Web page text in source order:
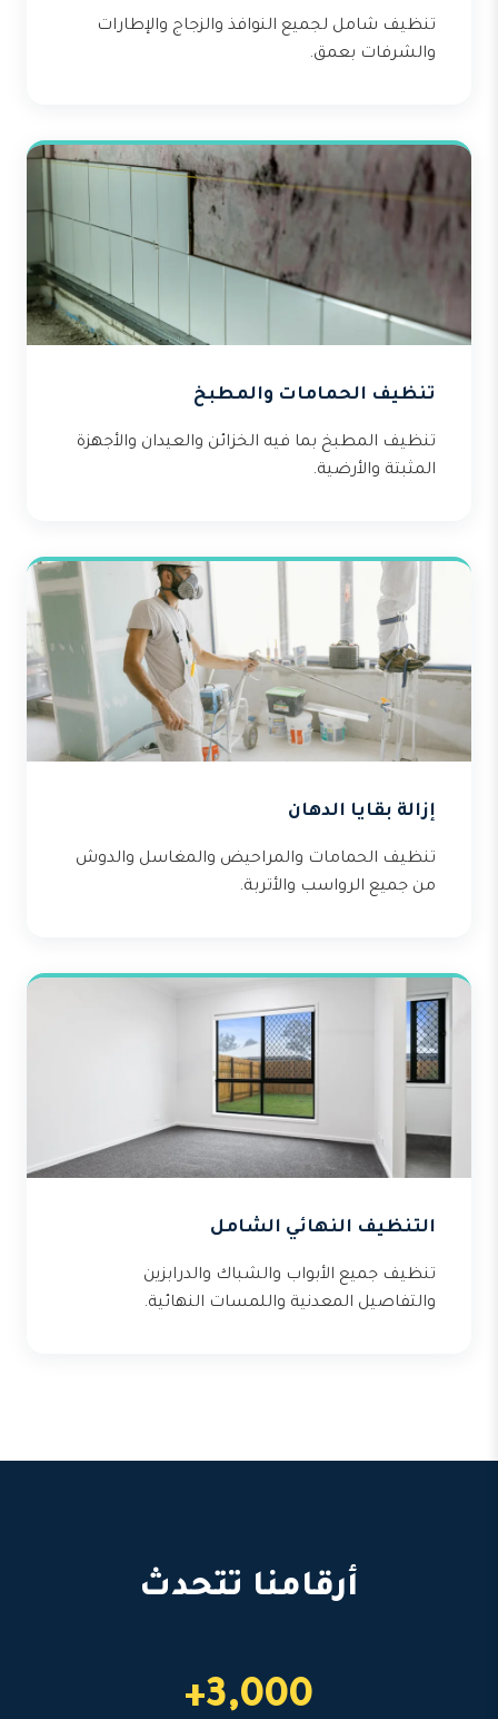
تنظيف شامل لجميع النوافذ والزجاج والإطارات
والشرفات بعمق.
تنظيف الحمامات والمطبخ
تنظيف المطبخ بما فيه الخزائن والعيدان والأجهزة
المثبتة والأرضية.
إزالة بقايا الدهان
تنظيف الحمامات والمراحيض والمغاسل والدوش
من جميع الرواسب والأتربة.
التنظيف النهائي الشامل
تنظيف جميع الأبواب والشباك والدرابزين
والتفاصيل المعدنية واللمسات النهائية.
أرقامنا تتحدث
3,000+